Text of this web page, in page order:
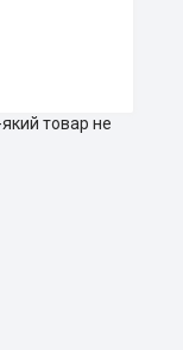
товар не